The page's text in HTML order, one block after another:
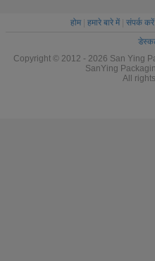
होम| हमारे बारे में| संपर्क करें|
Copyright © 2012 - 2026 San Ying
SanYing
All